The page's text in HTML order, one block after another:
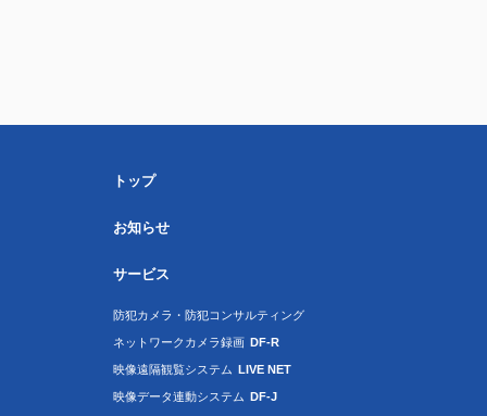
トップ
お知らせ
サービス
防犯カメラ・防犯コンサルティング
ネットワークカメラ録画 DF-R
映像遠隔観覧システム LIVE NET
映像データ連動システム DF-J